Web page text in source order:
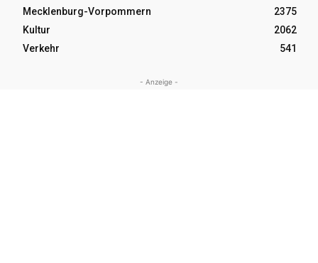
Mecklenburg-Vorpommern
2375
Kultur
2062
Verkehr
541
- Anzeige -